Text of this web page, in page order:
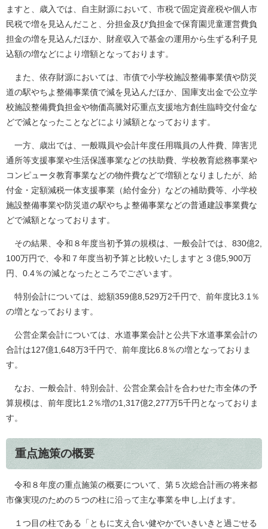
ますと、歳入では、自主財源において、市税で固定資産税や個人市
民税で増を見込んだこと、分担金及び負担金で保育園児童運営費負
担金の増を見込んだほか、財産収入で基金の運用から生ずる利子見
込額の増などにより増額となっております。
また、依存財源においては、市債で小学校施設整備事業債や防災
道の駅やちよ整備事業債で減を見込んだほか、国庫支出金で公立学
校施設整備費負担金や物価高騰対応重点支援地方創生臨時交付金な
どで減となったことなどにより減額となっております。
一方、歳出では、一般職員や会計年度任用職員の人件費、障害児
通所等支援事業や生活保護事業などの扶助費、学校教育総務事業や
コンピュータ教育事業などの物件費などで増額となりましたが、給
付金・定額減税一体支援事業（給付金分）などの補助費等、小学校
施設整備事業や防災道の駅やちよ整備事業などの普通建設事業費な
どで減額となっております。
その結果、令和８年度当初予算の規模は、一般会計では、830億2,
100万円で、令和７年度当初予算と比較いたしますと３億5,900万
円、0.4％の減となったところでございます。
特別会計については、総額359億8,529万2千円で、前年度比3.1％
の増となっております。
公営企業会計については、水道事業会計と公共下水道事業会計の
合計は127億1,648万3千円で、前年度比6.8％の増となっておりま
す。
なお、一般会計、特別会計、公営企業会計を合わせた市全体の予
算規模は、前年度比1.2％増の1,317億2,277万5千円となっておりま
す。
重点施策の概要
令和８年度の重点施策の概要について、第５次総合計画の将来都
市像実現のための５つの柱に沿って主な事業を申し上げます。
１つ目の柱である「ともに支え合い健やかでいきいきと過ごせる